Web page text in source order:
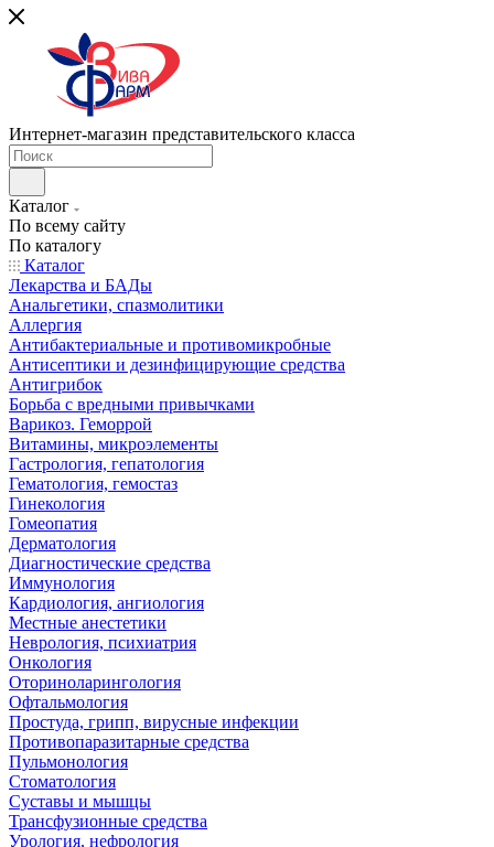
Интернет-магазин представительского класса
Каталог
По всему сайту
По каталогу
Каталог
Лекарства и БАДы
Анальгетики, спазмолитики
Аллергия
Антибактериальные и противомикробные
Антисептики и дезинфицирующие средства
Антигрибок
Борьба с вредными привычками
Варикоз. Геморрой
Витамины, микроэлементы
Гастрология, гепатология
Гематология, гемостаз
Гинекология
Гомеопатия
Дерматология
Диагностические средства
Иммунология
Кардиология, ангиология
Местные анестетики
Неврология, психиатрия
Онкология
Оториноларингология
Офтальмология
Простуда, грипп, вирусные инфекции
Противопаразитарные средства
Пульмонология
Стоматология
Суставы и мышцы
Трансфузионные средства
Урология, нефрология